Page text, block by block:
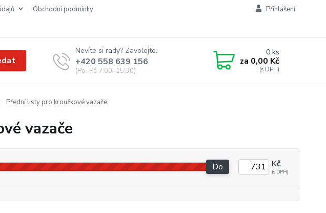
obchodní podmínky
Přihlášení
Nevíte si rady? Zavolejte.
+420 558 639 156
(Po–Pá 7:00–15:30)
0ks
za 0,00 Kč
Přední listy pro kroužkové vazače
vazače
Do Kč